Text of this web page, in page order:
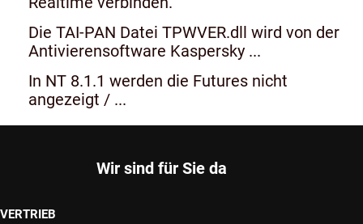
Die TAI-PAN Datei TPWVER.dll wird von der
Antivierensoftware Kaspersky ...
In NT 8.1.1 werden die Futures nicht
angezeigt / ...
Wir sind für Sie da
VERTRIEB